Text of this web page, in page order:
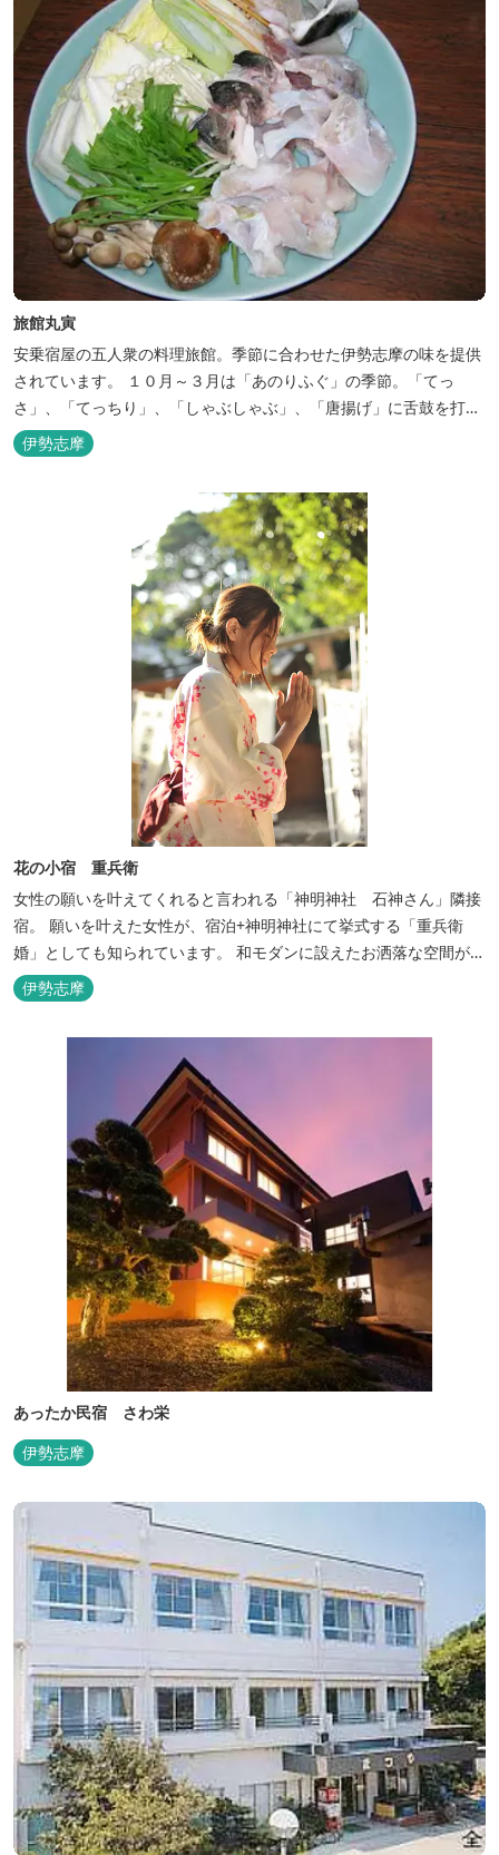
旅館丸寅
安乗宿屋の五人衆の料理旅館。季節に合わせた伊勢志摩の味を提供
されています。 １０月～３月は「あのりふぐ」の季節。「てっ
さ」、「てっちり」、「しゃぶしゃぶ」、「唐揚げ」に舌鼓を打っ
ていただけます。その他、クエマス、伊勢エビ料理もあり。
伊勢志摩
花の小宿 重兵衛
女性の願いを叶えてくれると言われる「神明神社 石神さん」隣接
宿。 願いを叶えた女性が、宿泊+神明神社にて挙式する「重兵衛
婚」としても知られています。 和モダンに設えたお洒落な空間が女
性に人気。
伊勢志摩
あったか民宿 さわ栄
伊勢志摩